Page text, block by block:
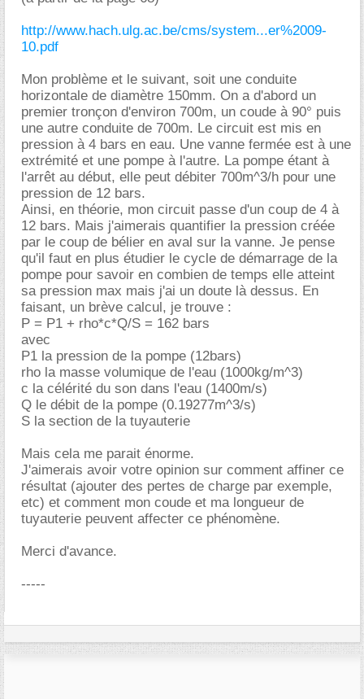
http://www.hach.ulg.ac.be/cms/system...er%2009-
10.pdf
Mon problème et le suivant, soit une conduite
horizontale de diamètre 150mm. On a d'abord un
premier tronçon d'environ 700m, un coude à 90° puis
une autre conduite de 700m. Le circuit est mis en
pression à 4 bars en eau. Une vanne fermée est à une
extrémité et une pompe à l'autre. La pompe étant à
l'arrêt au début, elle peut débiter 700m^3/h pour une
pression de 12 bars.
Ainsi, en théorie, mon circuit passe d'un coup de 4 à
12 bars. Mais j'aimerais quantifier la pression créée
par le coup de bélier en aval sur la vanne. Je pense
qu'il faut en plus étudier le cycle de démarrage de la
pompe pour savoir en combien de temps elle atteint
sa pression max mais j'ai un doute là dessus. En
faisant, un brève calcul, je trouve :
P = P1 + rho*c*Q/S = 162 bars
avec
P1 la pression de la pompe (12bars)
rho la masse volumique de l'eau (1000kg/m^3)
c la célérité du son dans l'eau (1400m/s)
Q le débit de la pompe (0.19277m^3/s)
S la section de la tuyauterie
Mais cela me parait énorme.
J'aimerais avoir votre opinion sur comment affiner ce
résultat (ajouter des pertes de charge par exemple,
etc) et comment mon coude et ma longueur de
tuyauterie peuvent affecter ce phénomène.
Merci d'avance.
-----